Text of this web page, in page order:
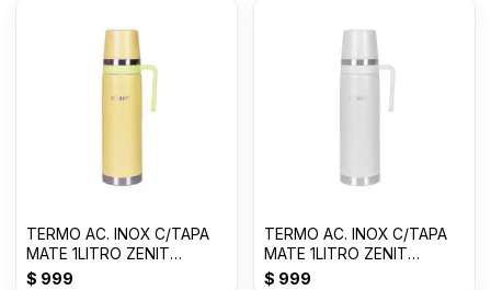
TERMO AC. INOX C/TAPA
MATE 1LITRO ZENIT
AMARILLO P ZF3Y
$ 999
TERMO AC. INOX C/TAPA
MATE 1LITRO ZENIT
BLANCO ZF3W
$ 999